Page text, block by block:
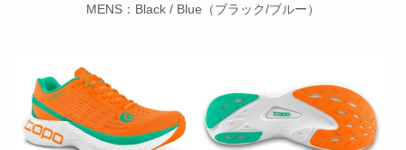
MENS：Black / Blue（ブラック/ブルー）